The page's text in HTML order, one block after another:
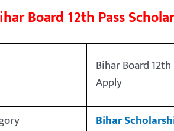
Board 12th Pass
Bihar Board
Apply
Bihar